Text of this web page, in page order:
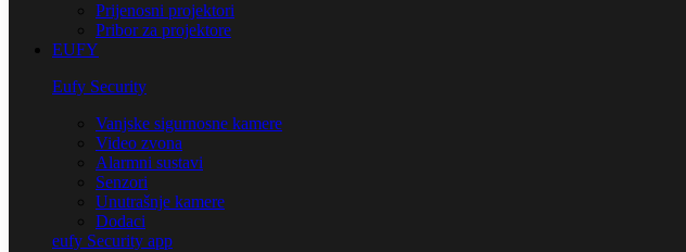
Prijenosni projektori
Pribor za projektore
EUFY
Eufy Security
Vanjske sigurnosne kamere
Video zvona
Alarmni sustavi
Senzori
Unutrašnje kamere
Dodaci
eufy Security app